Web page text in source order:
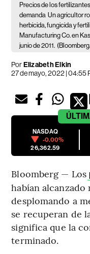
Precios de los
demanda Un agricultor
herbicida, fungicida y
Manufacturing Co. en
junio de 2011.
PorElizabeth Elkin
27 de mayo, 2022 | 04:55
NASDAQ
-0.00%
26,362.59
Bloomberg — Los
habían alcanzado
desplomando a
se recuperan de
significa que la
terminado.